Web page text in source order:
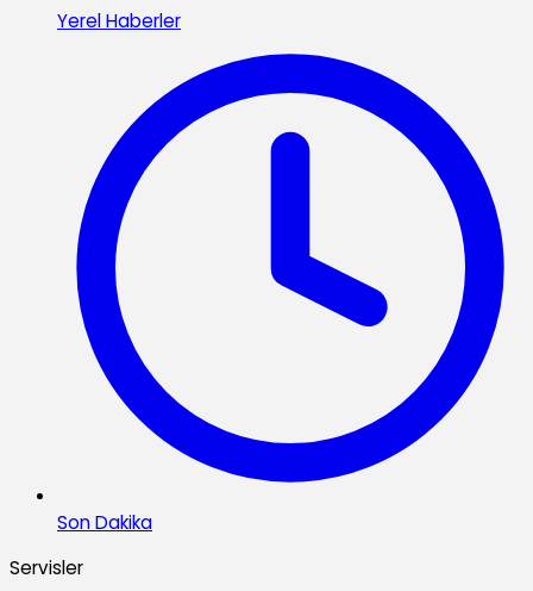
Yerel Haberler
Son Dakika
Servisler